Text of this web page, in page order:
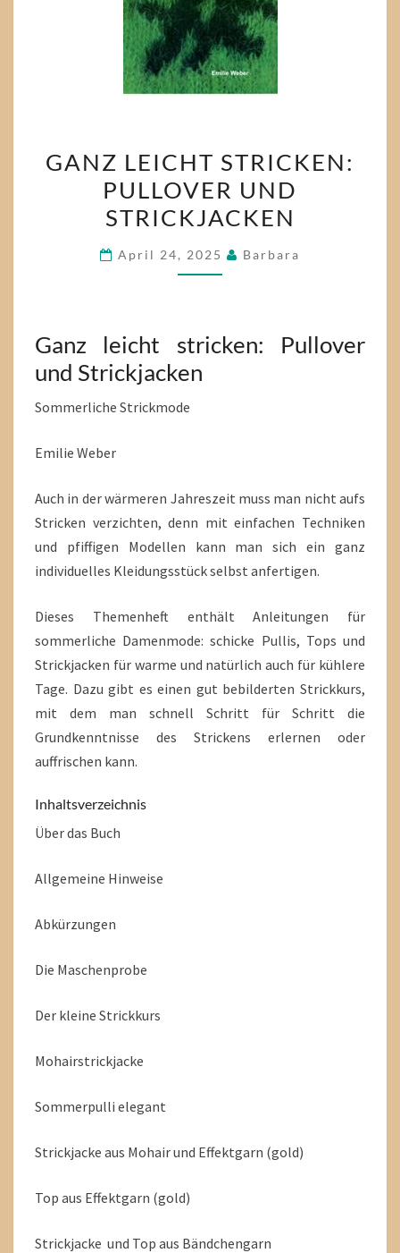
LEICHT
STRICKEN:
PULLOVER
STRICKJACKEN
GANZ LEICHT STRICKEN:
PULLOVER UND
STRICKJACKEN
April 24, 2025 Barbara
Ganz leicht stricken: Pullover
und Strickjacken
Sommerliche Strickmode
Emilie Weber
Auch in der wärmeren Jahreszeit muss man nicht aufs
Stricken verzichten, denn mit einfachen Techniken
und pfiffigen Modellen kann man sich ein ganz
individuelles Kleidungsstück selbst anfertigen.
Dieses Themenheft enthält Anleitungen für
sommerliche Damenmode: schicke Pullis, Tops und
Strickjacken für warme und natürlich auch für kühlere
Tage. Dazu gibt es einen gut bebilderten Strickkurs,
mit dem man schnell Schritt für Schritt die
Grundkenntnisse des Strickens erlernen oder
auffrischen kann.
Inhaltsverzeichnis
Über das Buch
Allgemeine Hinweise
Abkürzungen
Die Maschenprobe
Der kleine Strickkurs
Mohairstrickjacke
Sommerpulli elegant
Strickjacke aus Mohair und Effektgarn (gold)
Top aus Effektgarn (gold)
Strickjacke und Top aus Bändchengarn